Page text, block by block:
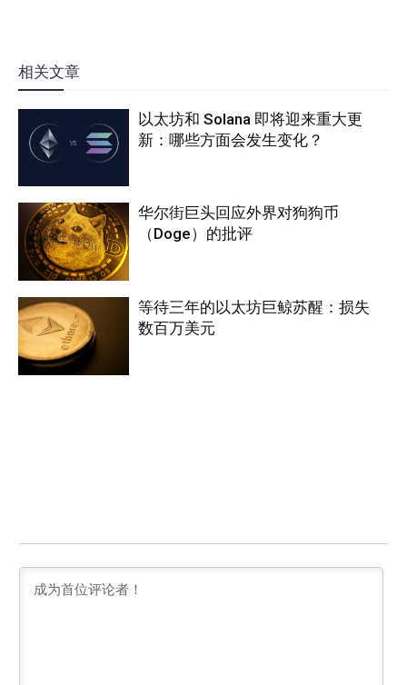
相关文章
以太坊和 Solana 即将迎来重大更
新：哪些方面会发生变化？
华尔街巨头回应外界对狗狗币
（Doge）的批评
等待三年的以太坊巨鲸苏醒：损失
数百万美元